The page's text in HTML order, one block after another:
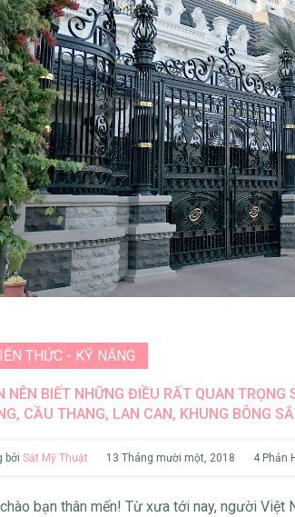
THỨC - KỸ NĂNG
NÊN BIẾT NHỮNG ĐIỀU RẤT QUAN
CẦU THANG, LAN CAN, KHUNG BÔNG
bởi Sắt Mỹ Thuật 13 Tháng mười một, 2018 4 Phản
bạn thân mến! Từ xưa tới nay, người